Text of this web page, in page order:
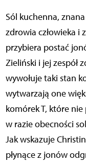
Sól kuchenna,
zdrowia człowieka i
przybiera postać
Zieliński i jej zespół
wywołuje taki stan
wytwarzają one
komórek T, które
w razie obecności
Jak wskazuje
płynące z jonów